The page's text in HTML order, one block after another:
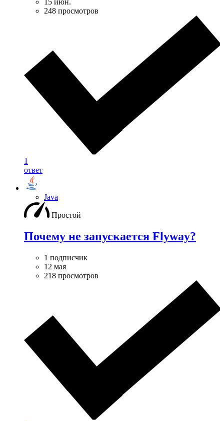
248 просмотров
1
ответ
Java
Простой
Почему не запускается Flyway?
1 подписчик
12 мая
218 просмотров